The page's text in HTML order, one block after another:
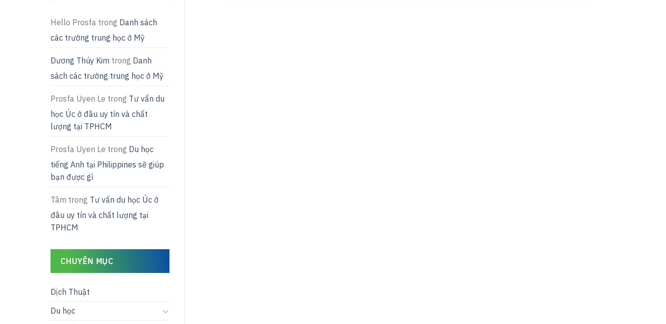
Hello Prosfa trong Danh sách
các trường trung học ở Mỹ
Dương Thúy Kim trong Danh
sách các trường trung học ở Mỹ
Prosfa Uyen Le trong Tư vấn du
học Úc ở đâu uy tín và chất
lượng tại TPHCM
Prosfa Uyen Le trong Du học
tiếng Anh tại Philippines sẽ giúp
bạn được gì
Tâm trong Tư vấn du học Úc ở
đâu uy tín và chất lượng tại
TPHCM
CHUYÊN MỤC
Dịch Thuật
Du học